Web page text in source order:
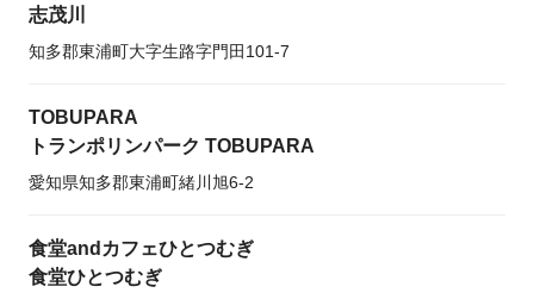
志茂川
知多郡東浦町大字生路字門田101-7
TOBUPARA
トランポリンパーク TOBUPARA
愛知県知多郡東浦町緒川旭6-2
食堂andカフェひとつむぎ
食堂ひとつむぎ